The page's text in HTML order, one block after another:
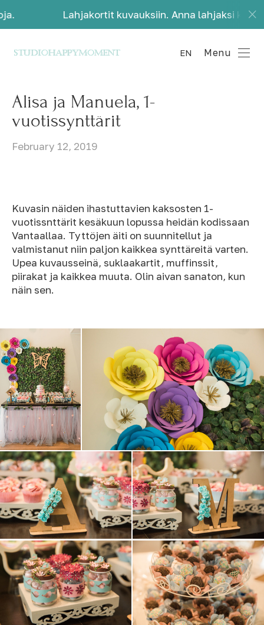
Lahjakortit kuvauksiin. Anna lahjaksi kauniita
EN Menu
Alisa ja Manuela, 1-
vuotissynttärit
February 12, 2019
Kuvasin näiden ihastuttavien kaksosten 1-
vuotissnttärit kesäkuun lopussa heidän kodissaan
Vantaallaa. Tyttöjen äiti on suunnitellut ja
valmistanut niin paljon kaikkea synttäreitä varten.
Upea kuvausseinä, suklaakartit, muffinssit,
piirakat ja kaikkea muuta. Olin aivan sanaton, kun
näin sen.